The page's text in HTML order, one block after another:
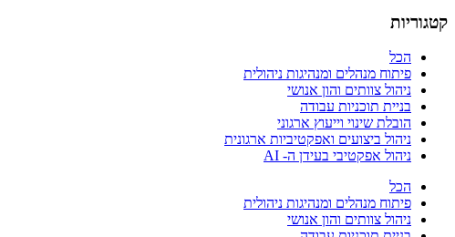
קטגוריות
הכל
פיתוח מנהלים ומנהיגות ניהולית
ניהול צוותים והון אנושי
בניית תוכניות עבודה
הובלת שינוי וייעוץ ארגוני
ניהול ביצועים ואפקטיביות ארגונית
ניהול אפקטיבי בעידן ה- AI
הכל
פיתוח מנהלים ומנהיגות ניהולית
ניהול צוותים והון אנושי